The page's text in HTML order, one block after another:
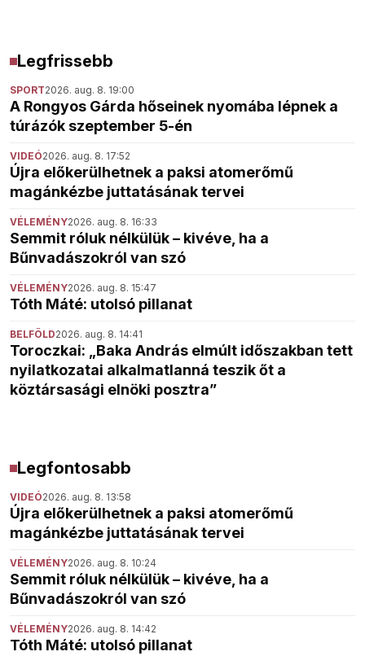
Legfrissebb
SPORT2026. aug. 8. 19:00
A Rongyos Gárda hőseinek nyomába lépnek a
túrázók szeptember 5-én
VIDEÓ2026. aug. 8. 17:52
Újra előkerülhetnek a paksi atomerőmű
magánkézbe juttatásának tervei
VÉLEMÉNY2026. aug. 8. 16:33
Semmit róluk nélkülük – kivéve, ha a
Bűnvadászokról van szó
VÉLEMÉNY2026. aug. 8. 15:47
Tóth Máté: utolsó pillanat
BELFÖLD2026. aug. 8. 14:41
Toroczkai: „Baka András elmúlt időszakban tett
nyilatkozatai alkalmatlanná teszik őt a
köztársasági elnöki posztra”
Legfontosabb
VIDEÓ2026. aug. 8. 13:58
Újra előkerülhetnek a paksi atomerőmű
magánkézbe juttatásának tervei
VÉLEMÉNY2026. aug. 8. 10:24
Semmit róluk nélkülük – kivéve, ha a
Bűnvadászokról van szó
VÉLEMÉNY2026. aug. 8. 14:42
Tóth Máté: utolsó pillanat